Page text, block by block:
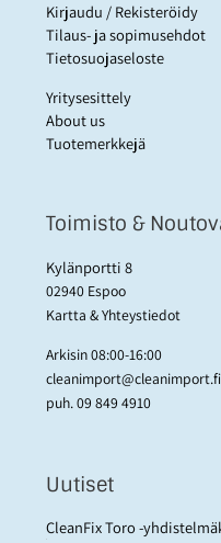
Kirjaudu / Rekisteröidy
Tilaus- ja sopimusehdot
Tietosuojaseloste
Yritysesittely
About us
Tuotemerkkejä
Toimisto &
Kylänportti 8
02940 Espoo
Kartta & Yhteystiedot
Arkisin 08:00-16:00
cleanimport@cleanimport.fi
puh.09 849 4910
Uutiset
CleanFix Toro -